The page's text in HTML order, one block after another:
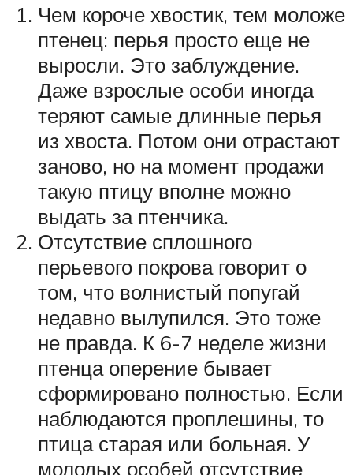
Чем короче хвостик, тем моложе
птенец: перья просто еще не
выросли. Это заблуждение.
Даже взрослые особи иногда
теряют самые длинные перья
из хвоста. Потом они отрастают
заново, но на момент продажи
такую птицу вполне можно
выдать за птенчика.
Отсутствие сплошного
перьевого покрова говорит о
том, что волнистый попугай
недавно вылупился. Это тоже
не правда. К 6-7 неделе жизни
птенца оперение бывает
сформировано полностью. Если
наблюдаются проплешины, то
птица старая или больная. У
молодых особей отсутствие